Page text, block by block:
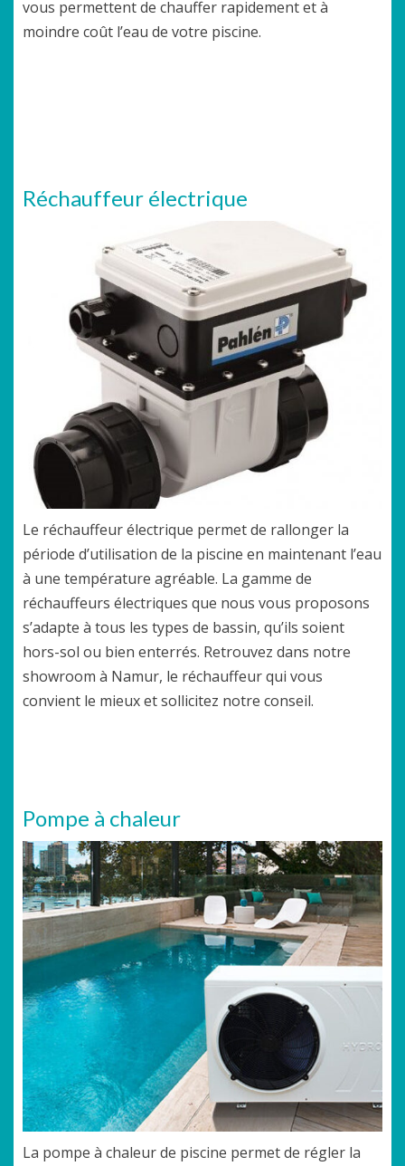
vous permettent de chauffer rapidement et à
moindre coût l’eau de votre piscine.
Réchauffeur électrique
Le réchauffeur électrique permet de rallonger la
période d’utilisation de la piscine en maintenant l’eau
à une température agréable. La gamme de
réchauffeurs électriques que nous vous proposons
s’adapte à tous les types de bassin, qu’ils soient
hors-sol ou bien enterrés. Retrouvez dans notre
showroom à Namur, le réchauffeur qui vous
convient le mieux et sollicitez notre conseil.
Pompe à chaleur
La pompe à chaleur de piscine permet de régler la